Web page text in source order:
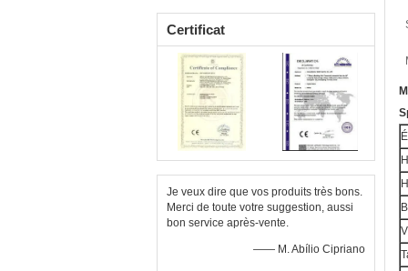
Certificat
Je veux dire que vos produits très bons.
Merci de toute votre suggestion, aussi
bon service après-vente.
—— M. Abílio Cipriano